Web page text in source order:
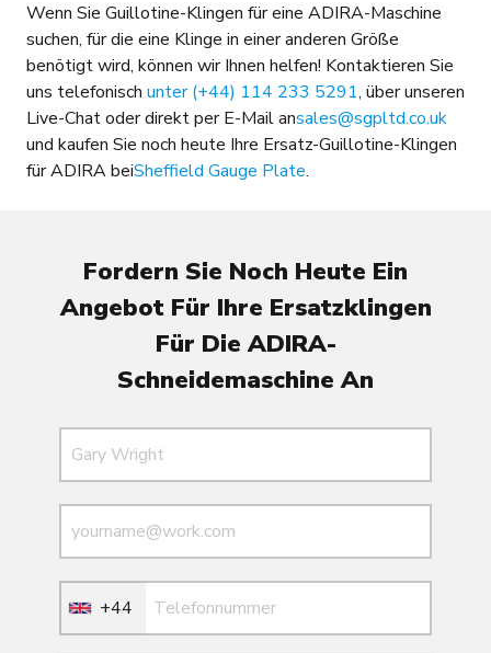
Wenn Sie Guillotine-Klingen für eine ADIRA-Maschine
suchen, für die eine Klinge in einer anderen Größe
benötigt wird, können wir Ihnen helfen! Kontaktieren Sie
uns telefonisch unter (+44) 114 233 5291, über unseren
Live-Chat oder direkt per E-Mail ansales@sgpltd.co.uk
und kaufen Sie noch heute Ihre Ersatz-Guillotine-Klingen
für ADIRA beiSheffield Gauge Plate.
Fordern Sie Noch Heute Ein
Angebot Für Ihre Ersatzklingen
Für Die ADIRA-
Schneidemaschine An
+44